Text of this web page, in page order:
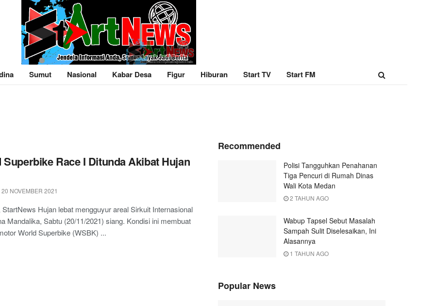
Sumut Nasional Kabar Desa Figur Hiburan Start TV Start FM
Superbike Race I Ditunda Akibat Hujan
NOVEMBER 2021
StartNews Hujan lebat mengguyur areal Sirkuit Internasional
Mandalika, Sabtu (20/11/2021) siang. Kondisi ini membuat
World Superbike (WSBK) ...
Recommended
Polisi Tangguhkan Penahanan
Tiga Pencuri di Rumah Dinas
Wali Kota Medan
2 TAHUN AGO
Wabup Tapsel Sebut Masalah
Sampah Sulit Diselesaikan, Ini
Alasannya
1 TAHUN AGO
Popular News